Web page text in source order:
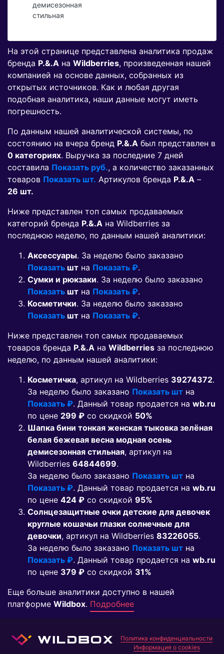
демисезонная
стильная
На этой странице представлена аналитика продаж
бренда P.&.A на Wildberries, произведенная нашей
компанией на основе данных, собранных из
открытых источников. Как и любая другая
подобная аналитика, наши данные могут иметь
погрешность.
По данным нашей аналитической системы, по
состоянию на вчера бренд P.&.A был представлен в
0 категориях. Выручка за последние 7 дней
составила Показать руб., а количество заказанных
товаров Показать шт. Артикулов бренда P.&.A –
26 шт.
Ниже представлен топ самых продаваемых
категорий бренда P.&.A на Wildberries за
последнюю неделю, по данным нашей аналитики:
Аксессуары. За неделю было заказано
Показать шт на Показать ₽.
Сумки и рюкзаки. За неделю было заказано
Показать шт на Показать ₽.
Косметички. За неделю было заказано
Показать шт на Показать ₽.
Ниже представлен топ самых продаваемых
товаров бренда P.&.A на Wildberries за последнюю
неделю, по данным нашей аналитики:
Косметичка, артикул на Wildberries 39274372.
За неделю было заказано Показать шт на
Показать ₽. Данный товар продается на wb.ru
по цене 299 ₽ co скидкой 50%
Шапка бини тонкая женская тыковка зелёная
белая бежевая весна модная осень
демисезонная стильная, артикул на
Wildberries 64844699.
За неделю было заказано Показать шт на
Показать ₽. Данный товар продается на wb.ru
по цене 424 ₽ co скидкой 95%
Солнцезащитные очки детские для девочек
круглые кошачьи глазки солнечные для
девочки, артикул на Wildberries 83226055.
За неделю было заказано Показать шт на
Показать ₽. Данный товар продается на wb.ru
по цене 379 ₽ co скидкой 31%
Еще больше аналитики доступно в нашей
платформе Wildbox. Подробнее
Политика конфиденциальности
Информация о cookies